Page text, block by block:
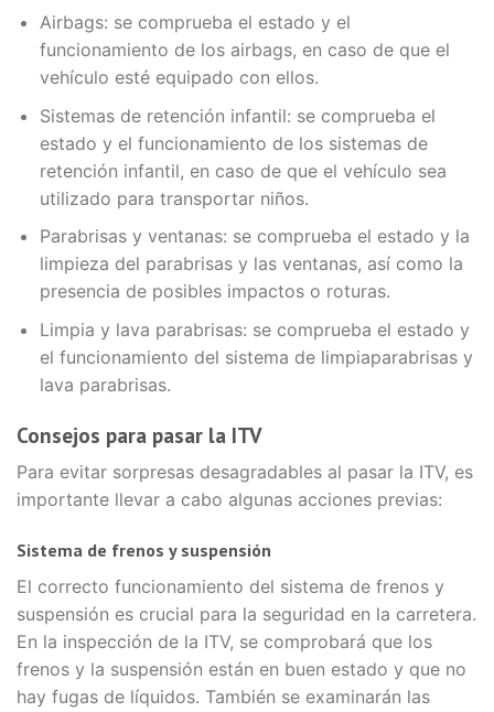
Airbags: se comprueba el estado y el
funcionamiento de los airbags, en caso de que el
vehículo esté equipado con ellos.
Sistemas de retención infantil: se comprueba el
estado y el funcionamiento de los sistemas de
retención infantil, en caso de que el vehículo sea
utilizado para transportar niños.
Parabrisas y ventanas: se comprueba el estado y la
limpieza del parabrisas y las ventanas, así como la
presencia de posibles impactos o roturas.
Limpia y lava parabrisas: se comprueba el estado y
el funcionamiento del sistema de limpiaparabrisas y
lava parabrisas.
Consejos para pasar la ITV
Para evitar sorpresas desagradables al pasar la ITV, es
importante llevar a cabo algunas acciones previas:
Sistema de frenos y suspensión
El correcto funcionamiento del sistema de frenos y
suspensión es crucial para la seguridad en la carretera.
En la inspección de la ITV, se comprobará que los
frenos y la suspensión están en buen estado y que no
hay fugas de líquidos. También se examinarán las